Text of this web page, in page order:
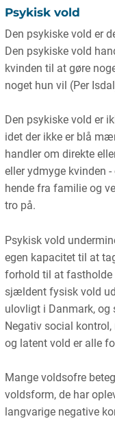
Psykisk vold
Den psykiske vold er
Den psykiske vold
kvinden til at gøre
noget hun vil (Per
Den psykiske vold er
idet der ikke er blå
handler om direkte
eller ydmyge kvinden
hende fra familie og
tro på.
Psykisk vold
egen kapacitet til at
forhold til at fastholde
sjældent fysisk vold
ulovligt i Danmark,
Negativ social
og latent vold er alle
Mange voldsofre
voldsform, de har
langvarige negative